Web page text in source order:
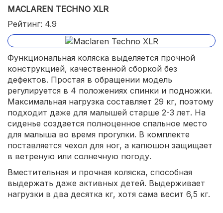
MACLAREN TECHNO XLR
Рейтинг: 4.9
Функциональная коляска выделяется прочной
конструкцией, качественной сборкой без
дефектов. Простая в обращении модель
регулируется в 4 положениях спинки и подножки.
Максимальная нагрузка составляет 29 кг, поэтому
подходит даже для малышей старше 2-3 лет. На
сиденье создается полноценное спальное место
для малыша во время прогулки. В комплекте
поставляется чехол для ног, а капюшон защищает
в ветреную или солнечную погоду.
Вместительная и прочная коляска, способная
выдержать даже активных детей. Выдерживает
нагрузки в два десятка кг, хотя сама весит 6,5 кг.